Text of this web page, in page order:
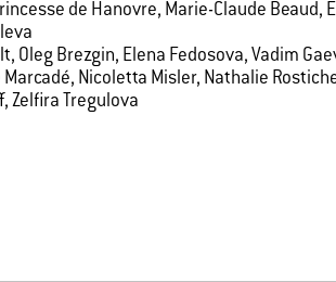
de Hanovre, Marie-Claude Beaud,
Oleg Brezgin, Elena Fedosova, Vadim
Marcadé, Nicoletta Misler, Nathalie
Zelfira Tregulova